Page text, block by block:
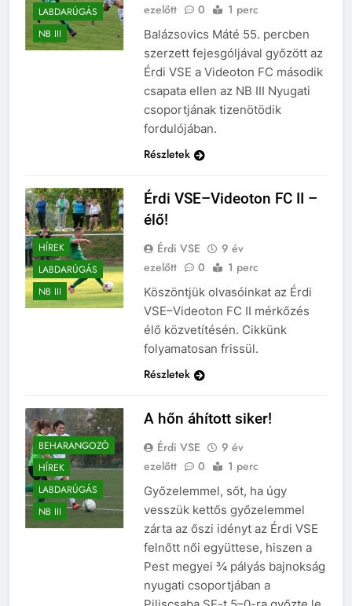
LABDARÚGÁS
NB III
ezelőtt
0 1 perc
Balázsovics Máté 55. percben
szerzett fejesgóljával győzött az
Érdi VSE a Videoton FC második
csapata ellen az NB III Nyugati
csoportjának tizenötödik
fordulójában.
Részletek
HÍREK
LABDARÚGÁS
NB III
Érdi VSE–Videoton FC II –
élő!
Érdi VSE
9 év
ezelőtt
0 1 perc
Köszöntjük olvasóinkat az Érdi
VSE–Videoton FC II mérkőzés
élő közvetítésén. Cikkünk
folyamatosan frissül.
Részletek
BEHARANGOZÓ
HÍREK
LABDARÚGÁS
NB III
A hőn áhított siker!
Érdi VSE
9 év
ezelőtt
0 1 perc
Győzelemmel, sőt, ha úgy
vesszük kettős győzelemmel
zárta az őszi idényt az Érdi VSE
felnőtt női együttese, hiszen a
Pest megyei ¾ pályás bajnokság
nyugati csoportjában a